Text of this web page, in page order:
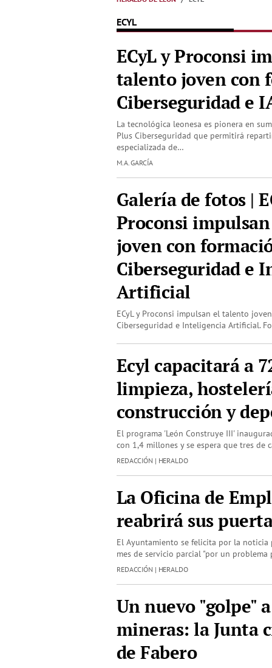
ECYL
ECyL y Proconsi
talento joven con
Ciberseguridad e
La tecnológica leonesa es pionera en
Plus Ciberseguridad que permitirá
especializada de…
M.A. GARCÍA
Galería de fotos |
Proconsi
joven con
Ciberseguridad e
Artificial
ECyL y Proconsi impulsan el talento
Ciberseguridad e Inteligencia Artificial.
Ecyl capacitará a
limpieza,
construcción y
El programa 'León Construye III'
con 1,4 millones y se espera que tres de
REDACCIÓN | HERALDO
La Oficina de
reabrirá sus
El Ayuntamiento se felicita por la noticia
mes de servicio parcial "por un problema
REDACCIÓN | HERALDO
Un nuevo "golpe"
mineras: la Junta
de Fabero